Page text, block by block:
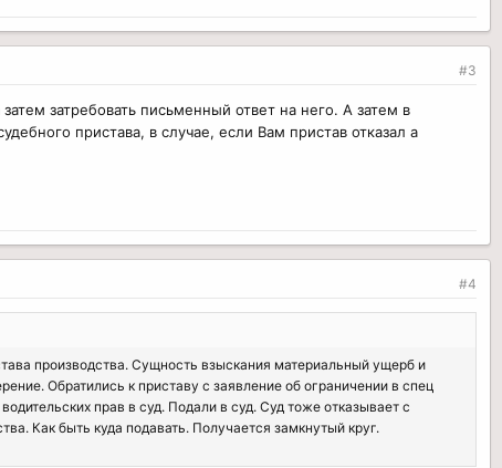
#3
затребовать письменный ответ на него. А затем в
пристава, в случае, если Вам пристав отказал а
#4
производства. Сущность взыскания материальный ущерб и
Обратились к приставу с заявление об ограничении в спец
прав в суд. Подали в суд. Суд тоже отказывает с
Как быть куда подавать. Получается замкнутый круг.